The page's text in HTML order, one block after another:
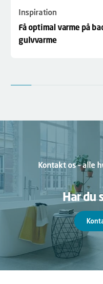
Inspiration
Få optimal varme på
gulvvarme
Kontakt os – alle
Har du